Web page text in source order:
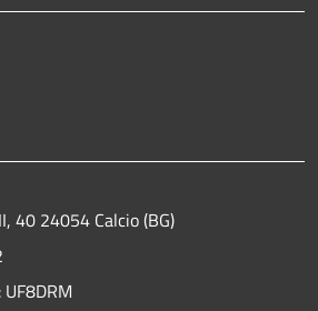
40 24054 Calcio (BG)
UF8DRM